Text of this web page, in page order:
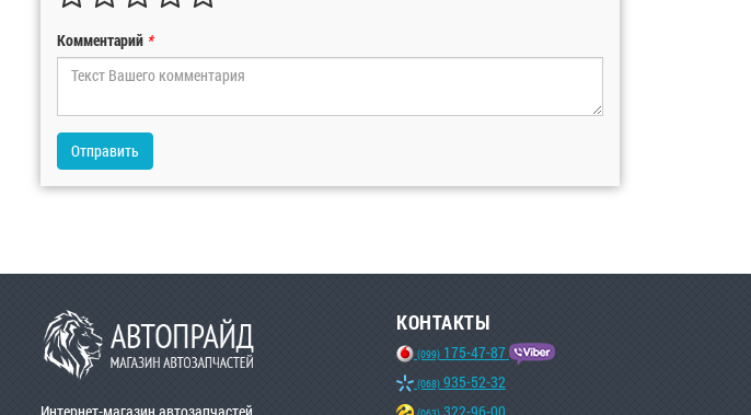
Комментарий *
Отправить
КОНТАКТЫ
(099) 175-47-87
(068) 935-52-32